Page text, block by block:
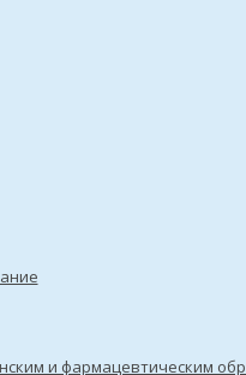
и фармацевтическим